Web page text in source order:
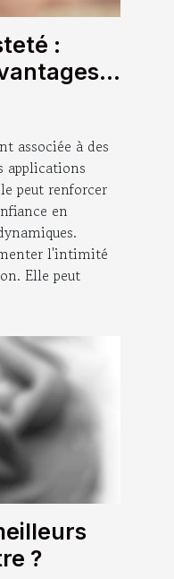
:
associée à des
applications
peut renforcer
en
l'intimité
Elle peut
?